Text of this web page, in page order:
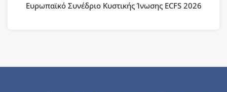
Ευρωπαϊκό Συνέδριο Κυστικής Ίνωσης ECFS 2026